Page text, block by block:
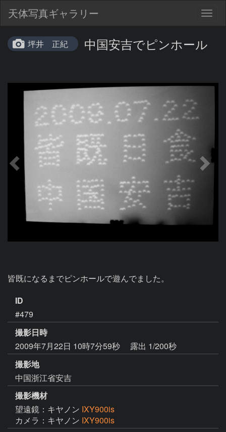
天体写真ギャラリー
坪井 正紀 中国安吉でピンホール
皆既になるまでピンホールで遊んでました。
ID
#479
撮影日時
2009年7月22日 10時7分59秒
露出 1/200秒
撮影地
中国浙江省安吉
撮影機材
望遠鏡：キヤノン IXY900is
カメラ：キヤノン IXY900is